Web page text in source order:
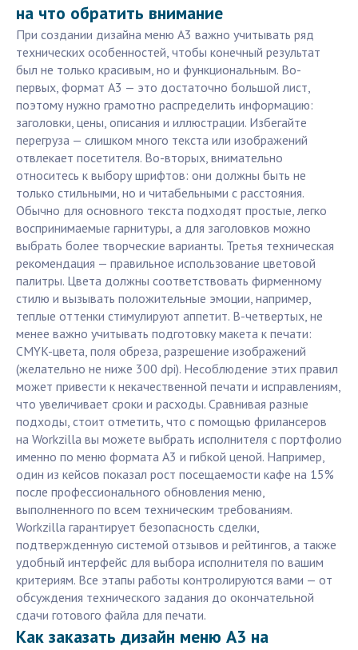
на что обратить внимание
При создании дизайна меню А3 важно учитывать ряд
технических особенностей, чтобы конечный результат
был не только красивым, но и функциональным. Во-
первых, формат А3 — это достаточно большой лист,
поэтому нужно грамотно распределить информацию:
заголовки, цены, описания и иллюстрации. Избегайте
перегруза — слишком много текста или изображений
отвлекает посетителя. Во-вторых, внимательно
относитесь к выбору шрифтов: они должны быть не
только стильными, но и читабельными с расстояния.
Обычно для основного текста подходят простые, легко
воспринимаемые гарнитуры, а для заголовков можно
выбрать более творческие варианты. Третья техническая
рекомендация — правильное использование цветовой
палитры. Цвета должны соответствовать фирменному
стилю и вызывать положительные эмоции, например,
теплые оттенки стимулируют аппетит. В-четвертых, не
менее важно учитывать подготовку макета к печати:
CMYK-цвета, поля обреза, разрешение изображений
(желательно не ниже 300 dpi). Несоблюдение этих правил
может привести к некачественной печати и исправлениям,
что увеличивает сроки и расходы. Сравнивая разные
подходы, стоит отметить, что с помощью фрилансеров
на Workzilla вы можете выбрать исполнителя с портфолио
именно по меню формата А3 и гибкой ценой. Например,
один из кейсов показал рост посещаемости кафе на 15%
после профессионального обновления меню,
выполненного по всем техническим требованиям.
Workzilla гарантирует безопасность сделки,
подтвержденную системой отзывов и рейтингов, а также
удобный интерфейс для выбора исполнителя по вашим
критериям. Все этапы работы контролируются вами — от
обсуждения технического задания до окончательной
сдачи готового файла для печати.
Как заказать дизайн меню А3 на